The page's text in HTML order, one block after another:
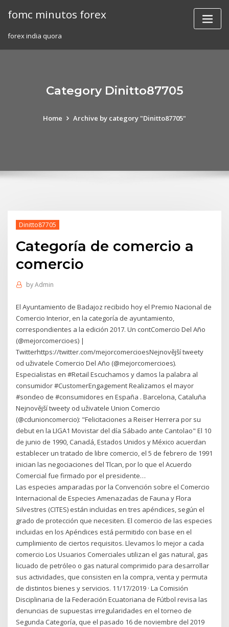
fomc minutos forex
forex india quora
Category Dinitto87705
Home Archive by category "Dinitto87705"
Dinitto87705
Categoría de comercio a
comercio
byAdmin
El Ayuntamiento de Badajoz recibido hoy el Premio Nacional de
Comercio Interior, en la categoría de ayuntamiento,
correspondientes a la edición 2017. Un contComercio Del Año
(@mejorcomercioes) |
Twitterhttps://twitter.com/mejorcomercioesNejnovější tweety
od uživatele Comercio Del Año (@mejorcomercioes).
Especialistas en #Retail Escuchamos y damos la palabra al
consumidor #CustomerEngagement Realizamos el mayor
#sondeo de #consumidores en España ️. Barcelona, Cataluña
Nejnovější tweety od uživatele Union Comercio
(@cdunioncomercio): "Felicitaciones a Reiser Herrera por su
debut en la LIGA1 Movistar del día Sábado ante Cantolao" El 10
de junio de 1990, Canadá, Estados Unidos y México acuerdan
establecer un tratado de libre comercio, el 5 de febrero de 1991
inician las negociaciones del Tlcan, por lo que el Acuerdo
Comercial fue firmado por el presidente…
Las especies amparadas por la Convención sobre el Comercio
Internacional de Especies Amenazadas de Fauna y Flora
Silvestres (CITES) están incluidas en tres apéndices, según el
grado de protección que necesiten. El comercio de las especies
incluidas en los Apéndices está permitido con base en el
cumplimiento de ciertos requisitos. Llevamos lo mejor a cada
comercio Los Usuarios Comerciales utilizan el gas natural, gas
licuado de petróleo o gas natural comprimido para desarrollar
sus actividades, que consisten en la compra, venta y permuta
de distintos bienes y servicios. 11/17/2019 · La Comisión
Disciplinaria de la Federación Ecuatoriana de Fútbol revisa las
denuncias de supuestas irregularidades en el torneo de
Segunda Categoría, que el pasado 16 de noviembre del 2019